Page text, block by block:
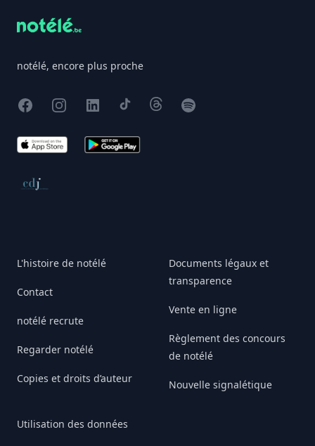
notélé, encore plus proche
FacebookInstagram
X TikTokThreadsSpotify
App Store Google Play
Conseil de déontologie journalistique
L'histoire de notélé
Contact
notélé recrute
Regarder notélé
Copies et droits d’auteur
Utilisation des données
Documents légaux et
transparence
Vente en ligne
Règlement des concours
de notélé
Nouvelle signalétique